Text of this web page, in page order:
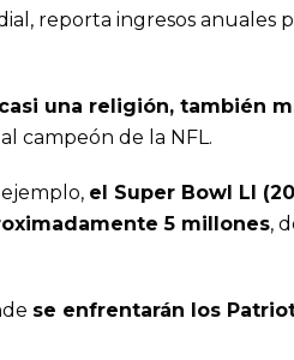
reporta ingresos anuales
una religión, también
campeón de la NFL.
el Super Bowl LI
5 millones,
se enfrentarán los